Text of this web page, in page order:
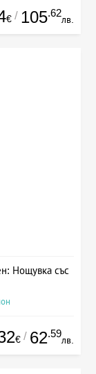
€ / 105.62
лв.
Нощувка със
€ / 62.59
лв.